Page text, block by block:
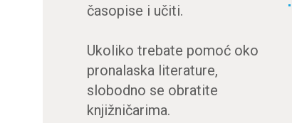
časopise i učiti.
Ukoliko trebate pomoć oko
pronalaska literature,
slobodno se obratite
knjižničarima.